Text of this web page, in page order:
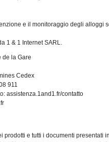
e il monitoraggio degli alloggi
1 & 1 Internet SARL.
de la Gare
Cedex
911
assistenza.1and1.fr/contatto
prodotti e tutti i documenti presentati